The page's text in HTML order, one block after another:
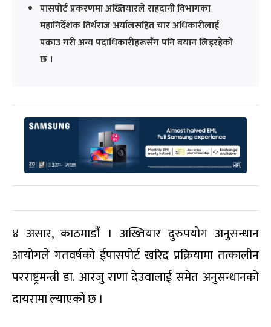
पासपोर्ट प्रकरणमा अख्तियारले राहदानी विभागका
महानिर्देशक तिर्थराज अर्यालसहित चार अधिकारीलाई
पक्राउ गरी अन्य पदाधिकारीहरूसँग पनि बयान लिइरहेको
छ ।
४ असार, काठमाडौं । अख्तियार दुरुपयोग अनुसन्धान
आयोगले गतवर्षको ईपासपोर्ट खरिद प्रक्रियामा तत्कालीन
परराष्ट्रमन्त्री डा. आरजु राणा देउवालाई समेत अनुसन्धानको
दायरामा ल्याएको छ ।